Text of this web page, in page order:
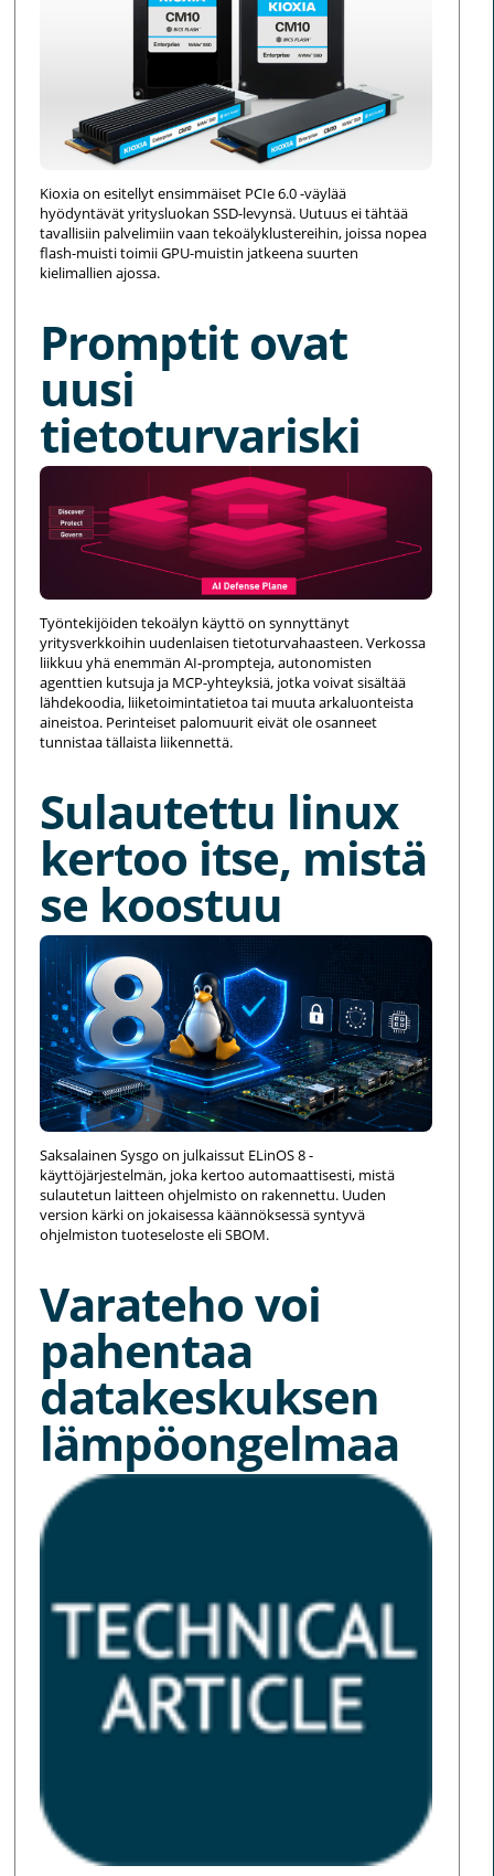
Kioxia on esitellyt ensimmäiset PCIe 6.0 -väylää
hyödyntävät yritysluokan SSD-levynsä. Uutuus ei tähtää
tavallisiin palvelimiin vaan tekoälyklustereihin, joissa nopea
flash-muisti toimii GPU-muistin jatkeena suurten
kielimallien ajossa.
Promptit ovat
uusi
tietoturvariski
Työntekijöiden tekoälyn käyttö on synnyttänyt
yritysverkkoihin uudenlaisen tietoturvahaasteen. Verkossa
liikkuu yhä enemmän AI-prompteja, autonomisten
agenttien kutsuja ja MCP-yhteyksiä, jotka voivat sisältää
lähdekoodia, liiketoimintatietoa tai muuta arkaluonteista
aineistoa. Perinteiset palomuurit eivät ole osanneet
tunnistaa tällaista liikennettä.
Sulautettu linux
kertoo itse, mistä
se koostuu
Saksalainen Sysgo on julkaissut ELinOS 8 -
käyttöjärjestelmän, joka kertoo automaattisesti, mistä
sulautetun laitteen ohjelmisto on rakennettu. Uuden
version kärki on jokaisessa käännöksessä syntyvä
ohjelmiston tuoteseloste eli SBOM.
Varateho voi
pahentaa
datakeskuksen
lämpöongelmaa